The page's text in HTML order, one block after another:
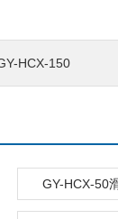
HCX-150
GY-HCX-50